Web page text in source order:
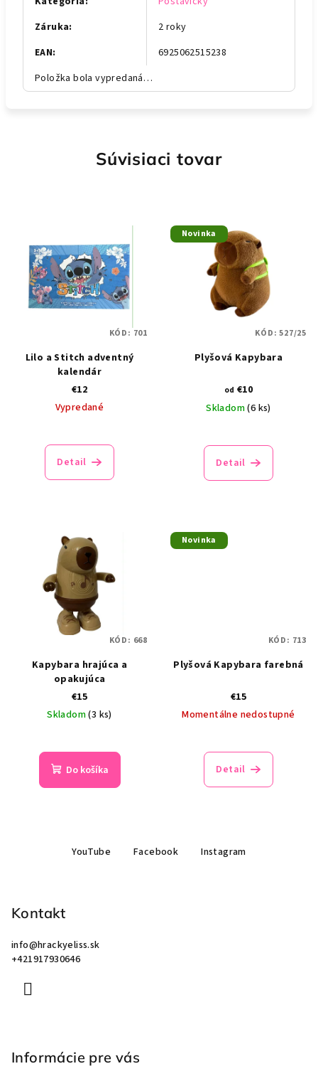
Záruka:
2 roky
EAN:
6925062515238
Položka bola vypredaná…
Súvisiaci tovar
Lilo a Stitch adventný
kalendár
€12
Vypredané
Detail
KÓD: 701
Novinka
Plyšová Kapybara
od €10
Skladom(6 ks)
Detail
KÓD:527/25
Kapybara hrajúca a
opakujúca
€15
Skladom(3 ks)
Do košíka
KÓD: 668
Novinka
Plyšová Kapybara farebná
€15
Momentálne nedostupné
Detail
KÓD: 713
YouTube Facebook Instagram
Kontakt
info@hrackyeliss.sk
+421917930646
Informácie pre vás